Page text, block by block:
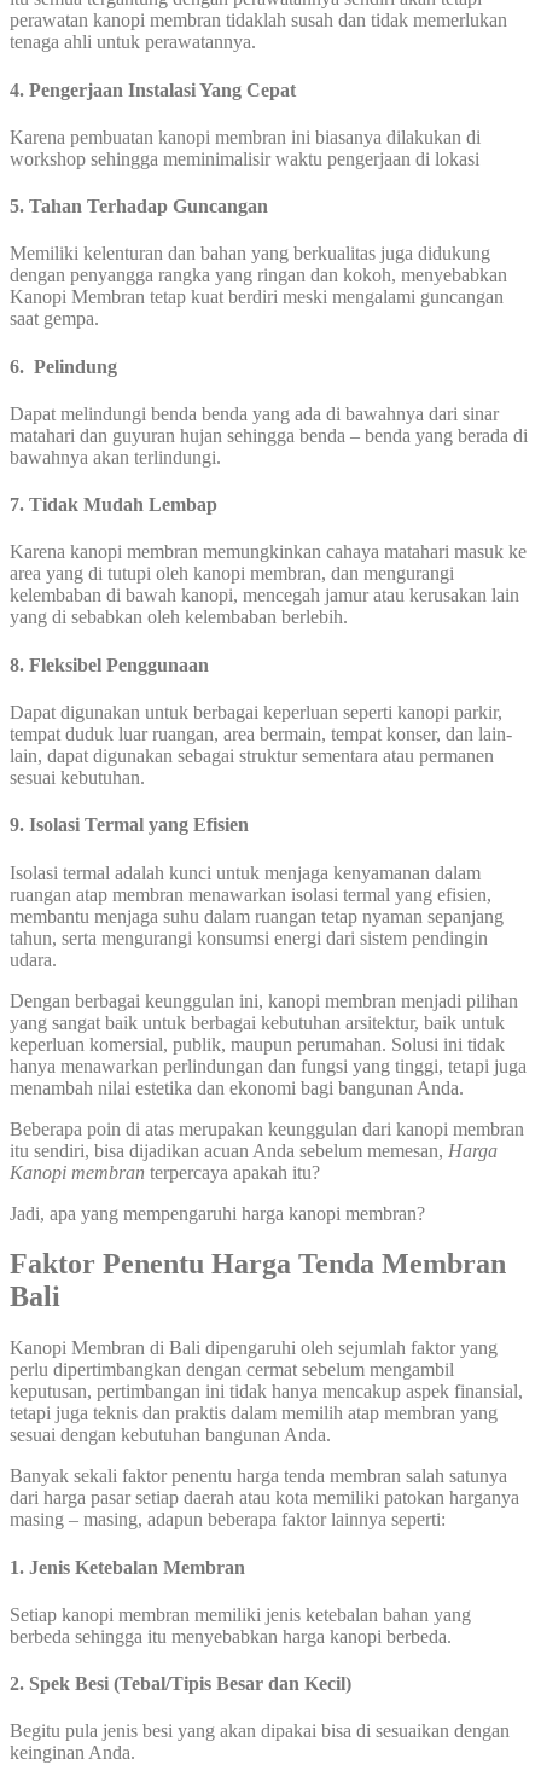
perawatan kanopi membran tidaklah susah dan tidak memerlukan
tenaga ahli untuk perawatannya.
4. Pengerjaan Instalasi Yang Cepat
Karena pembuatan kanopi membran ini biasanya dilakukan di
workshop sehingga meminimalisir waktu pengerjaan di lokasi
5. Tahan Terhadap Guncangan
Memiliki kelenturan dan bahan yang berkualitas juga didukung
dengan penyangga rangka yang ringan dan kokoh, menyebabkan
Kanopi Membran tetap kuat berdiri meski mengalami guncangan
saat gempa.
6. Pelindung
Dapat melindungi benda benda yang ada di bawahnya dari sinar
matahari dan guyuran hujan sehingga benda – benda yang berada di
bawahnya akan terlindungi.
7. Tidak Mudah Lembap
Karena kanopi membran memungkinkan cahaya matahari masuk ke
area yang di tutupi oleh kanopi membran, dan mengurangi
kelembaban di bawah kanopi, mencegah jamur atau kerusakan lain
yang di sebabkan oleh kelembaban berlebih.
8. Fleksibel Penggunaan
Dapat digunakan untuk berbagai keperluan seperti kanopi parkir,
tempat duduk luar ruangan, area bermain, tempat konser, dan lain-
lain, dapat digunakan sebagai struktur sementara atau permanen
sesuai kebutuhan.
9. Isolasi Termal yang Efisien
Isolasi termal adalah kunci untuk menjaga kenyamanan dalam
ruangan atap membran menawarkan isolasi termal yang efisien,
membantu menjaga suhu dalam ruangan tetap nyaman sepanjang
tahun, serta mengurangi konsumsi energi dari sistem pendingin
udara.
Dengan berbagai keunggulan ini, kanopi membran menjadi pilihan
yang sangat baik untuk berbagai kebutuhan arsitektur, baik untuk
keperluan komersial, publik, maupun perumahan. Solusi ini tidak
hanya menawarkan perlindungan dan fungsi yang tinggi, tetapi juga
menambah nilai estetika dan ekonomi bagi bangunan Anda.
Beberapa poin di atas merupakan keunggulan dari kanopi membran
itu sendiri, bisa dijadikan acuan Anda sebelum memesan, Harga
Kanopi membran terpercaya apakah itu?
Jadi, apa yang mempengaruhi harga kanopi membran?
Faktor Penentu Harga Tenda Membran
Bali
Kanopi Membran di Bali dipengaruhi oleh sejumlah faktor yang
perlu dipertimbangkan dengan cermat sebelum mengambil
keputusan, pertimbangan ini tidak hanya mencakup aspek finansial,
tetapi juga teknis dan praktis dalam memilih atap membran yang
sesuai dengan kebutuhan bangunan Anda.
Banyak sekali faktor penentu harga tenda membran salah satunya
dari harga pasar setiap daerah atau kota memiliki patokan harganya
masing – masing, adapun beberapa faktor lainnya seperti:
1. Jenis Ketebalan Membran
Setiap kanopi membran memiliki jenis ketebalan bahan yang
berbeda sehingga itu menyebabkan harga kanopi berbeda.
2. Spek Besi (Tebal/Tipis Besar dan Kecil)
Begitu pula jenis besi yang akan dipakai bisa di sesuaikan dengan
keinginan Anda.